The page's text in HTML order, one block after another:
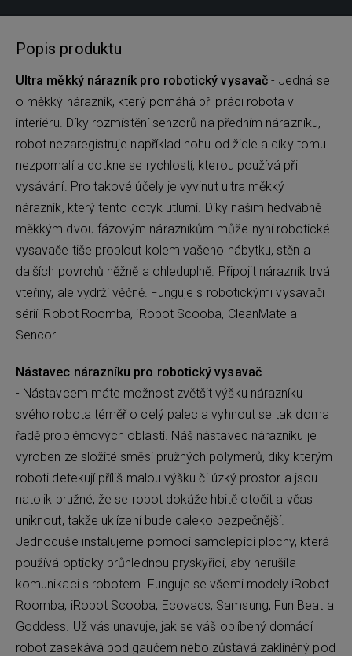
Popis produktu
Ultra měkký nárazník pro robotický vysavač- Jedná se
o měkký nárazník, který pomáhá při práci robota v
interiéru. Díky rozmístění senzorů na předním nárazníku,
robot nezaregistruje například nohu od židle a díky tomu
nezpomalí a dotkne se rychlostí, kterou používá při
vysávání. Pro takové účely je vyvinut ultra měkký
nárazník, který tento dotyk utlumí. Díky našim hedvábně
měkkým dvou fázovým nárazníkům může nyní robotické
vysavače tiše proplout kolem vašeho nábytku, stěn a
dalších povrchů něžně a ohleduplně. Připojit nárazník trvá
vteřiny, ale vydrží věčně. Funguje s robotickými vysavači
sérií iRobot Roomba, iRobot Scooba, CleanMate a
Sencor.
Nástavec nárazníku pro robotický vysavač
- Nástavcem máte možnost zvětšit výšku nárazníku
svého robota téměř o celý palec a vyhnout se tak doma
řadě problémových oblastí. Náš nástavec nárazníku je
vyroben ze složité směsi pružných polymerů, díky kterým
roboti detekují příliš malou výšku či úzký prostor a jsou
natolik pružné, že se robot dokáže hbitě otočit a včas
uniknout, takže uklízení bude daleko bezpečnější.
Jednoduše instalujeme pomocí samolepící plochy, která
používá opticky průhlednou pryskyřici, aby nerušila
komunikaci s robotem. Funguje se všemi modely iRobot
Roomba, iRobot Scooba, Ecovacs, Samsung, Fun Beat a
Goddess. Už vás unavuje, jak se váš oblíbený domácí
robot zasekává pod gaučem nebo zůstává zaklíněný pod